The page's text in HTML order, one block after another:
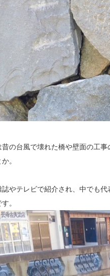
昔の台風で壊れた橋や壁面の工
。
誌やテレビで紹介され、中でも
。